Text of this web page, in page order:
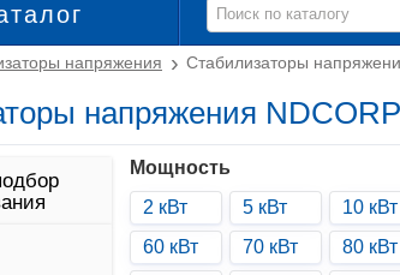
напряжения Стабилизаторы
напряжения NDCORP
Мощность
2 кВт
5 кВт 10 кВт
60 кВт
70 кВт 80 кВт